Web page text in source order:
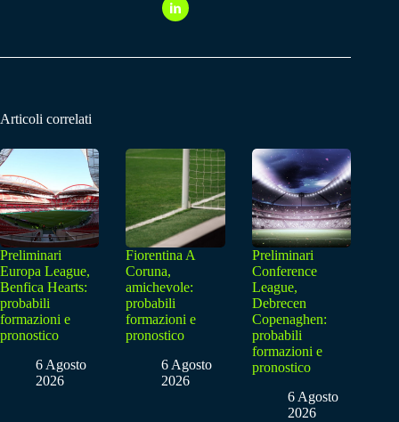
Articoli correlati
Preliminari
Europa League,
Benfica Hearts:
probabili
formazioni e
pronostico
6 Agosto
2026
Fiorentina A
Coruna,
amichevole:
probabili
formazioni e
pronostico
6 Agosto
2026
Preliminari
Conference
League,
Debrecen
Copenaghen:
probabili
formazioni e
pronostico
6 Agosto
2026